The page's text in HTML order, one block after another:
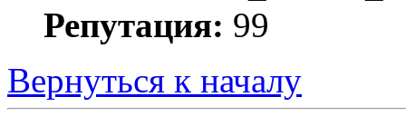
Репутация: 99
Вернуться к началу